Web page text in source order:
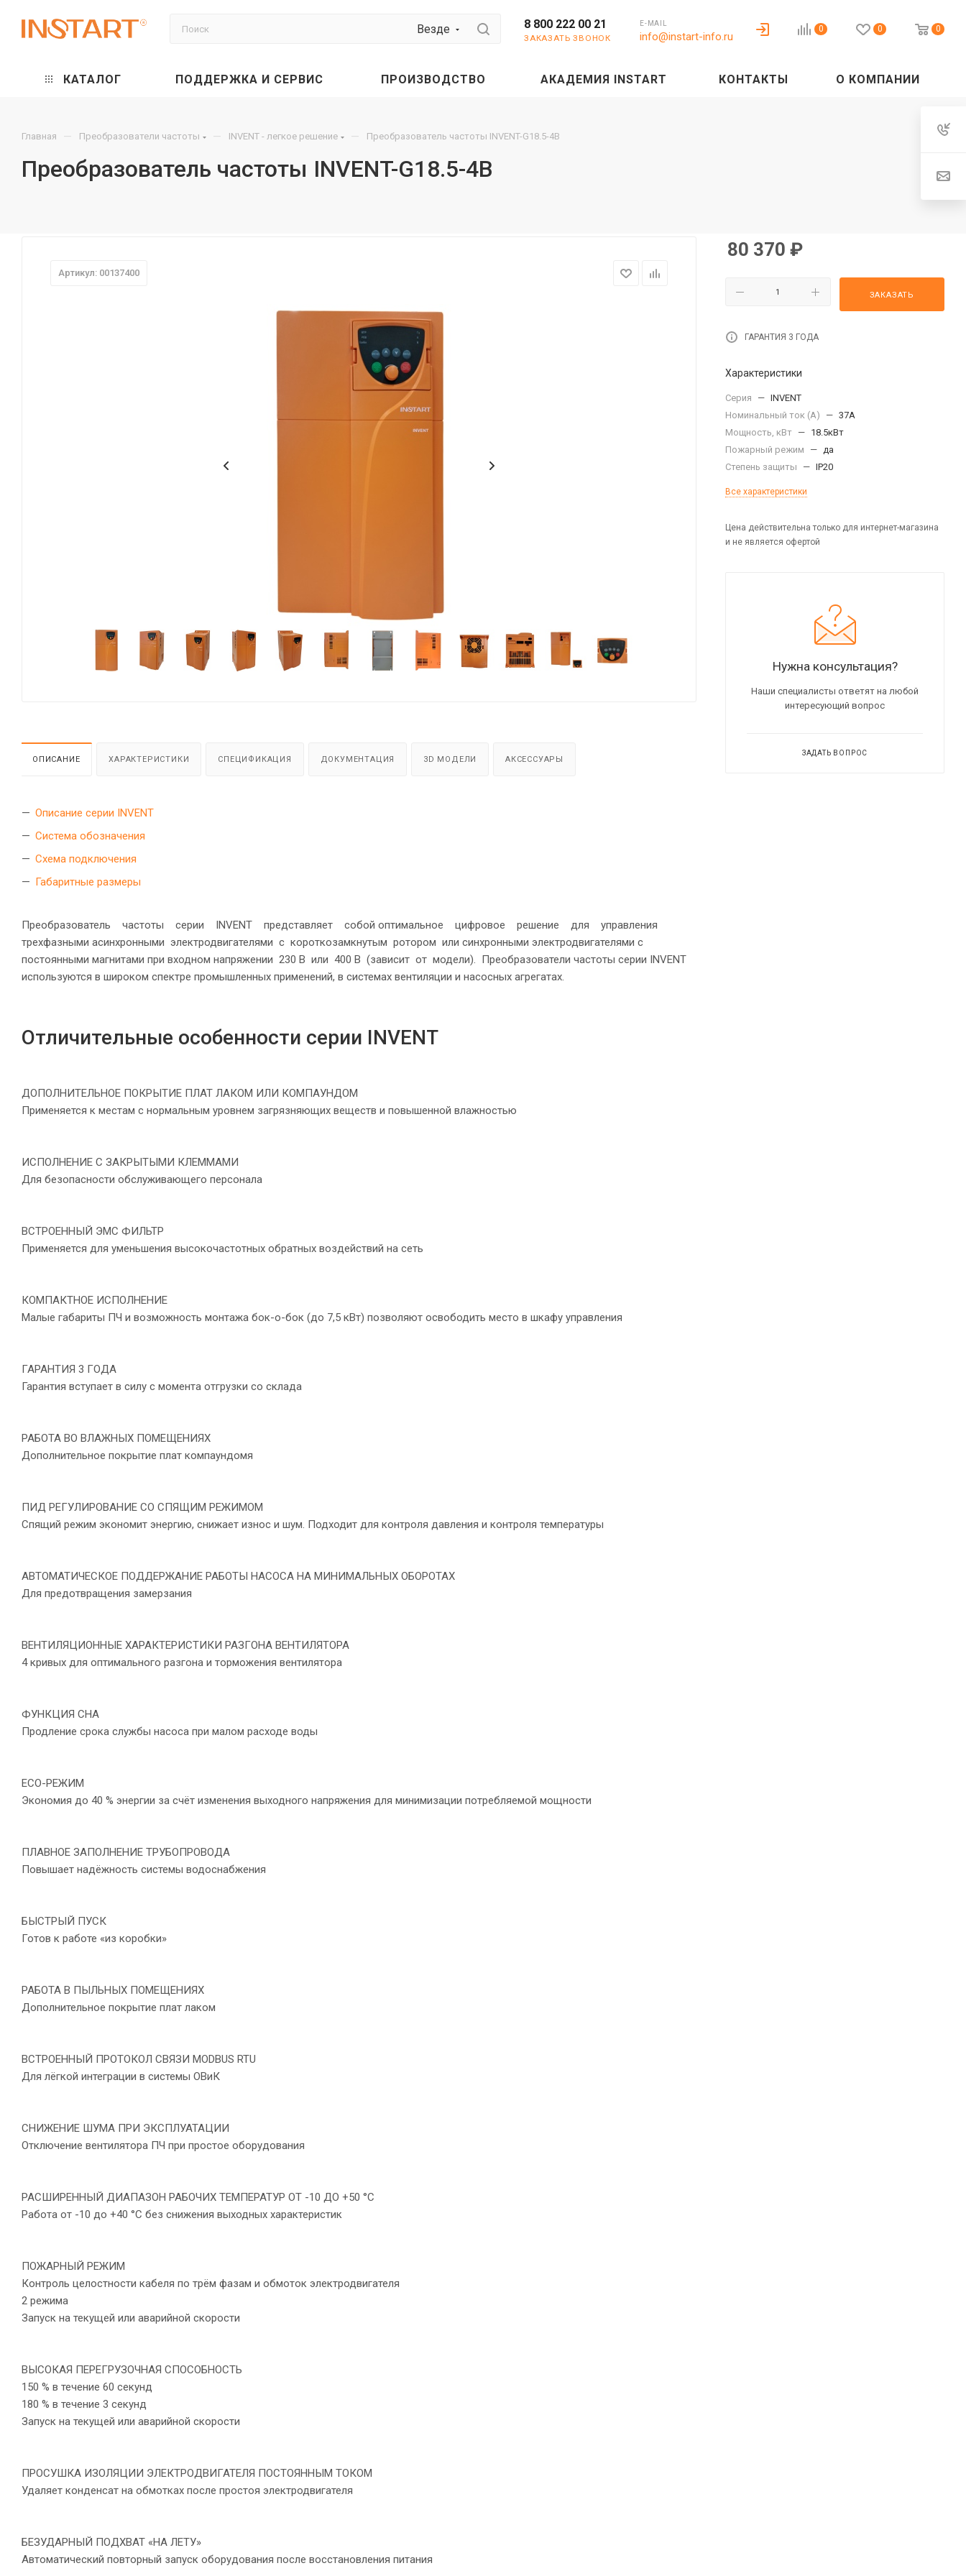
Везде 8 800 222 00 21
ЗАКАЗАТЬ ЗВОНОК
E-MAIL
info@instart-info.ru
0 0 0
КАТАЛОГ ПОДДЕРЖКА И СЕРВИС ПРОИЗВОДСТВО АКАДЕМИЯ INSTART КОНТАКТЫ О КОМПАНИИ
Главная — Преобразователи частоты — INVENT - легкое решение — Преобразователь частоты INVENT-G18.5-4B
Преобразователь частоты INVENT-G18.5-4B
Артикул: 00137400
ОПИСАНИЕ ХАРАКТЕРИСТИКИ СПЕЦИФИКАЦИЯ ДОКУМЕНТАЦИЯ 3D МОДЕЛИ АКСЕССУАРЫ
Описание серии INVENT
Система обозначения
Схема подключения
Габаритные размеры
Преобразователь частоты серии INVENT представляет собой оптимальное цифровое решение для управления
трехфазными асинхронными электродвигателями с короткозамкнутым ротором или синхронными электродвигателями с
постоянными магнитами при входном напряжении 230 В или 400 В (зависит от модели). Преобразователи частоты серии INVENT
используются в широком спектре промышленных применений, в системах вентиляции и насосных агрегатах.
Отличительные особенности серии INVENT
ДОПОЛНИТЕЛЬНОЕ ПОКРЫТИЕ ПЛАТ ЛАКОМ ИЛИ КОМПАУНДОМ
Применяется к местам с нормальным уровнем загрязняющих веществ и повышенной влажностью
ИСПОЛНЕНИЕ С ЗАКРЫТЫМИ КЛЕММАМИ
Для безопасности обслуживающего персонала
ВСТРОЕННЫЙ ЭМС ФИЛЬТР
Применяется для уменьшения высокочастотных обратных воздействий на сеть
КОМПАКТНОЕ ИСПОЛНЕНИЕ
Малые габариты ПЧ и возможность монтажа бок-о-бок (до 7,5 кВт) позволяют освободить место в шкафу управления
ГАРАНТИЯ 3 ГОДА
Гарантия вступает в силу с момента отгрузки со склада
РАБОТА ВО ВЛАЖНЫХ ПОМЕЩЕНИЯХ
Дополнительное покрытие плат компаундомя
ПИД РЕГУЛИРОВАНИЕ СО СПЯЩИМ РЕЖИМОМ
Спящий режим экономит энергию, снижает износ и шум. Подходит для контроля давления и контроля температуры
АВТОМАТИЧЕСКОЕ ПОДДЕРЖАНИЕ РАБОТЫ НАСОСА НА МИНИМАЛЬНЫХ ОБОРОТАХ
Для предотвращения замерзания
ВЕНТИЛЯЦИОННЫЕ ХАРАКТЕРИСТИКИ РАЗГОНА ВЕНТИЛЯТОРА
4 кривых для оптимального разгона и торможения вентилятора
ФУНКЦИЯ СНА
Продление срока службы насоса при малом расходе воды
ECO-РЕЖИМ
Экономия до 40 % энергии за счёт изменения выходного напряжения для минимизации потребляемой мощности
ПЛАВНОЕ ЗАПОЛНЕНИЕ ТРУБОПРОВОДА
Повышает надёжность системы водоснабжения
БЫСТРЫЙ ПУСК
Готов к работе «из коробки»
РАБОТА В ПЫЛЬНЫХ ПОМЕЩЕНИЯХ
Дополнительное покрытие плат лаком
ВСТРОЕННЫЙ ПРОТОКОЛ СВЯЗИ MODBUS RTU
Для лёгкой интеграции в системы ОВиК
СНИЖЕНИЕ ШУМА ПРИ ЭКСПЛУАТАЦИИ
Отключение вентилятора ПЧ при простое оборудования
РАСШИРЕННЫЙ ДИАПАЗОН РАБОЧИХ ТЕМПЕРАТУР ОТ -10 ДО +50 °С
Работа от -10 до +40 °С без снижения выходных характеристик
ПОЖАРНЫЙ РЕЖИМ
Контроль целостности кабеля по трём фазам и обмоток электродвигателя
2 режима
Запуск на текущей или аварийной скорости
ВЫСОКАЯ ПЕРЕГРУЗОЧНАЯ СПОСОБНОСТЬ
150 % в течение 60 секунд
180 % в течение 3 секунд
Запуск на текущей или аварийной скорости
ПРОСУШКА ИЗОЛЯЦИИ ЭЛЕКТРОДВИГАТЕЛЯ ПОСТОЯННЫМ ТОКОМ
Удаляет конденсат на обмотках после простоя электродвигателя
БЕЗУДАРНЫЙ ПОДХВАТ «НА ЛЕТУ»
Автоматический повторный запуск оборудования после восстановления питания
80 370 ₽
ЗАКАЗАТЬ
ГАРАНТИЯ 3 ГОДА
Характеристики
Серия — INVENT
Номинальный ток (А)
— 37А
Мощность, кВт — 18.5кВт
Пожарный режим
— да
Степень защиты
— IP20
Все характеристики
Цена действительна только для интернет-магазина
и не является офертой
Нужна консультация?
Наши специалисты ответят на любой
интересующий вопрос
ЗАДАТЬ ВОПРОС